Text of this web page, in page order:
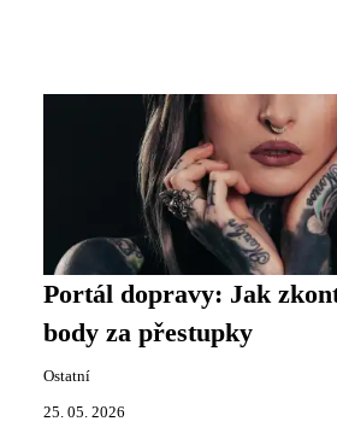
Portál dopravy: Jak
body za přestupky
Ostatní
25. 05. 2026